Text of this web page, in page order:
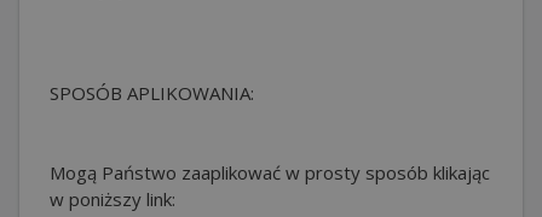
SPOSÓB APLIKOWANIA:
Mogą Państwo zaaplikować w prosty sposób klikając
w poniższy link: